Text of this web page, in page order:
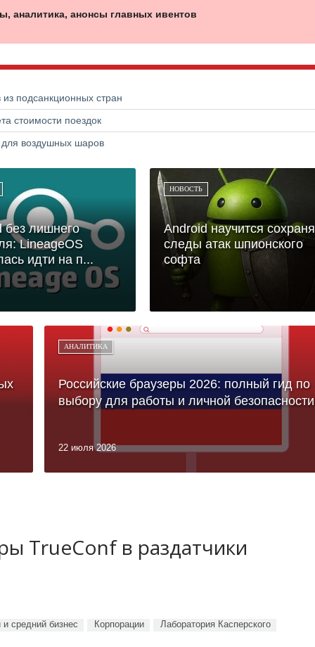
аналитика, анонсы главных ивентов
подсанкционных стран
стоимости поездок
для воздушных шаров
без лишнего
LineageOS
идти на п...
НОВОСТЬ
Android научится
следы атак шпионского
софта
АНАЛИТИКА
Российские браузеры 2026: полный гид по
выбору для работы и личной безопасности
22 июля 2026
TrueConf в раздатчики
средний бизнес Корпорации Лаборатория Касперского